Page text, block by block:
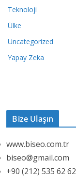
Teknoloji
Ülke
Uncategorized
Yapay Zeka
Bize Ulaşın
www.biseo.com.tr
biseo@gmail.com
+90 (212) 535 62 62